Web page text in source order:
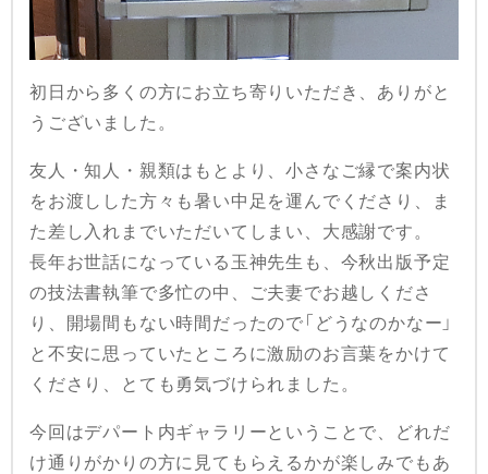
初日から多くの方にお立ち寄りいただき、ありがと
うございました。
友人・知人・親類はもとより、小さなご縁で案内状
をお渡しした方々も暑い中足を運んでくださり、ま
た差し入れまでいただいてしまい、大感謝です。
長年お世話になっている玉神先生も、今秋出版予定
の技法書執筆で多忙の中、ご夫妻でお越しくださ
り、開場間もない時間だったので「どうなのかなー」
と不安に思っていたところに激励のお言葉をかけて
くださり、とても勇気づけられました。
今回はデパート内ギャラリーということで、どれだ
け通りがかりの方に見てもらえるかが楽しみでもあ